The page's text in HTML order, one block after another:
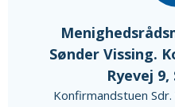
Sønder Vissing.
Ryevej 9,
Konfirmandstuen